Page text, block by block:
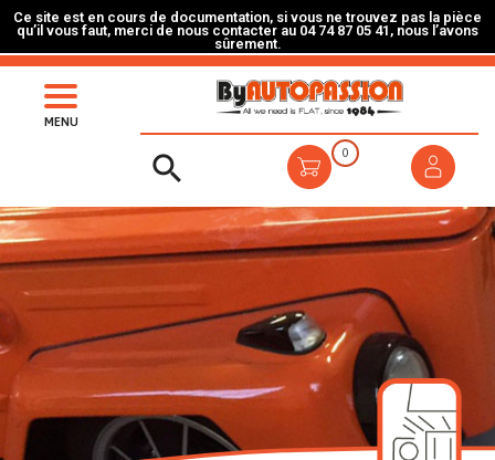
Ce site est en cours de documentation, si vous ne trouvez pas la pièce
qu’il vous faut, merci de nous contacter au 04 74 87 05 41, nous l’avons
sûrement.
MENU
 0